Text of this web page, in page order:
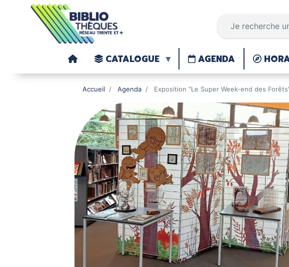
CATALOGUE AGENDA
Accueil Agenda Exposition "Le Super Week-end des